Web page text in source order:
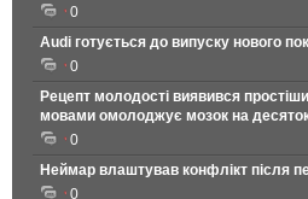
0
Audi готується до випуску нового
0
Рецепт молодості виявився
мовами омолоджує мозок на десяток
0
Неймар влаштував конфлікт після
0